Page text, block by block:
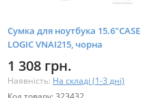
Сумка для ноутбука 15.6"CASE
LOGIC VNAI215, чорна
1 308 грн.
Наявність: На складі (1-3 дні)